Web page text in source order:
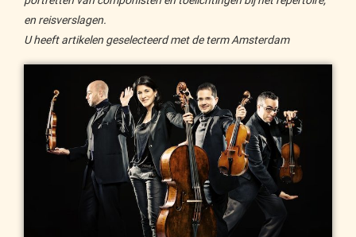
en reisverslagen.
U heeft artikelen geselecteerd met de term Amsterdam